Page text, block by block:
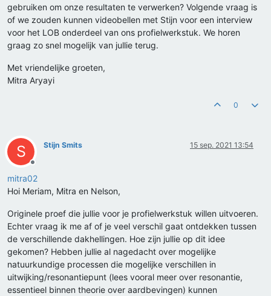
gebruiken om onze resultaten te verwerken? Volgende vraag is
of we zouden kunnen videobellen met Stijn voor een interview
voor het LOB onderdeel van ons profielwerkstuk. We horen
graag zo snel mogelijk van jullie terug.
Met vriendelijke groeten,
Mitra Aryayi
0
S
Offline
Stijn Smits 15 sep. 2021 13:54
mitra02
Hoi Meriam, Mitra en Nelson,
Originele proef die jullie voor je profielwerkstuk willen uitvoeren.
Echter vraag ik me af of je veel verschil gaat ontdekken tussen
de verschillende dakhellingen. Hoe zijn jullie op dit idee
gekomen? Hebben jullie al nagedacht over mogelijke
natuurkundige processen die mogelijke verschillen in
uitwijking/resonantiepunt (lees vooral meer over resonantie,
essentieel binnen theorie over aardbevingen) kunnen